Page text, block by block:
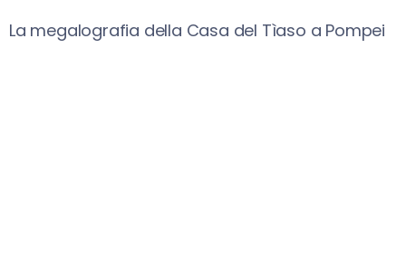
La megalografia della Casa del Tìaso a Pompei